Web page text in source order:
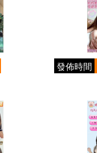
發佈時間